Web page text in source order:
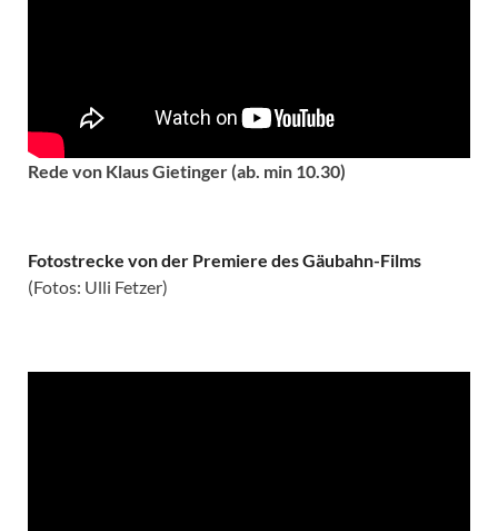
Rede von Klaus Gietinger (ab. min 10.30)
Fotostrecke von der Premiere des Gäubahn-Films
(Fotos: Ulli Fetzer)